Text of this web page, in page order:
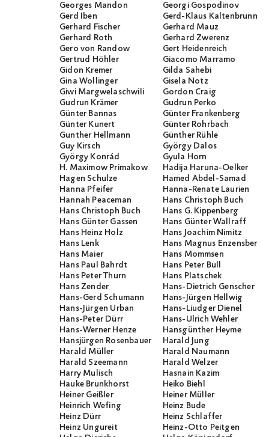
Georges Mandon
Georgi Gospodinov
Gerd Iben
Gerd-Klaus Kaltenbrunner
Gerhard Fischer
Gerhard Mauz
Gerhard Roth
Gerhard Zwerenz
Gero von Randow
Gert Heidenreich
Gertrud Höhler
Giacomo Marramo
Gidon Kremer
Gilda Sahebi
Gina Wollinger
Gisela Notz
Giwi Margwelaschwili
Gordon Craig
Gudrun Krämer
Gudrun Perko
Günter Bannas
Günter Frankenberg
Günter Kunert
Günter Rohrbach
Gunther Hellmann
Günther Rühle
Guy Kirsch
György Dalos
György Konrád
Gyula Horn
H. Maximow Primakow
Hadija Haruna-Oelker
Hagen Schulze
Hamed Abdel-Samad
Hanna Pfeifer
Hanna-Renate Laurien
Hannah Peaceman
Hans Christoph Buch
Hans Christoph Buch
Hans G. Kippenberg
Hans Günter Gassen
Hans Günter Wallraff
Hans Heinz Holz
Hans Joachim Nimitz
Hans Lenk
Hans Magnus
Hans Maier
Hans Mommsen
Hans Paul Bahrdt
Hans Peter Bull
Hans Peter Thurn
Hans Platschek
Hans Zender
Hans-Dietrich Genscher
Hans-Gerd Schumann
Hans-Jürgen Hellwig
Hans-Jürgen Urban
Hans-Liudger Dienel
Hans-Peter Dürr
Hans-Ulrich Wehler
Hans-Werner Henze
Hansgünther Heyme
Hansjürgen Rosenbauer
Harald Jung
Harald Müller
Harald Naumann
Harald Szeemann
Harald Welzer
Harry Mulisch
Hasnain Kazim
Hauke Brunkhorst
Heiko Biehl
Heiner Geißler
Heiner Müller
Heinrich Wefing
Heinz Bude
Heinz Dürr
Heinz Schlaffer
Heinz Ungureit
Heinz-Otto Peitgen